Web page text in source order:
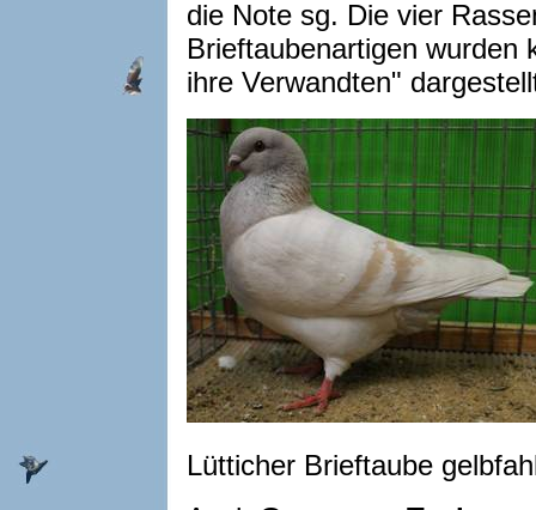
die Note sg. Die vier
Brieftaubenartigen wurden
ihre Verwandten"
Lütticher Brieftaube